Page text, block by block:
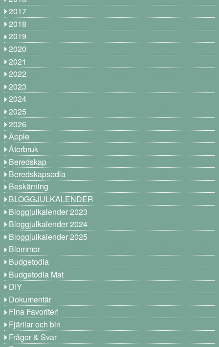
2017
2018
2019
2020
2021
2022
2023
2024
2025
2026
Äpple
Återbruk
Beredskap
Beredskapsodla
Beskärning
BLOGGJULKALENDER
Bloggjulkalender 2023
Bloggjulkalender 2024
Bloggjulkalender 2025
Blommor
Budgetodla
Budgetodla Mat
DIY
Dokumentär
Fina Favoriter!
Fjärilar och bin
Frågor & Svar